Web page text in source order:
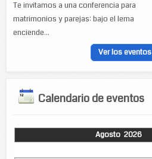
Te invitamos a una conferencia para
matrimonios y parejas: bajo el lema
enciende...
Ver los eventos
Calendario de eventos
Agosto 2026